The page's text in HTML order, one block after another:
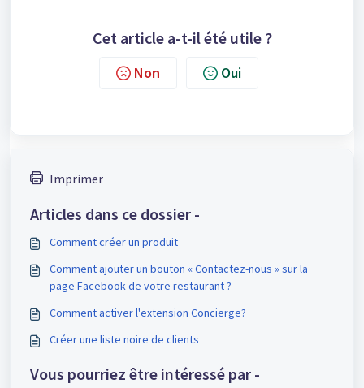
Cet article a-t-il été utile ?
Non Oui
Imprimer
Articles dans ce dossier -
Comment créer un produit
Comment ajouter un bouton « Contactez-nous » sur la
page Facebook de votre restaurant ?
Comment activer l'extension Concierge?
Créer une liste noire de clients
Vous pourriez être intéressé par -